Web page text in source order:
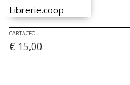
CARTACEO
€ 15,00